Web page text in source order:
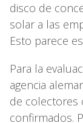
disco de
solar a las
Esto parece
Para la
agencia
de colectores
confirmados.